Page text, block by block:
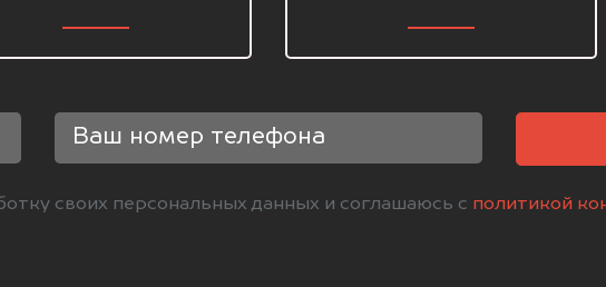
своих персональных данных и соглашаюсь с политикой